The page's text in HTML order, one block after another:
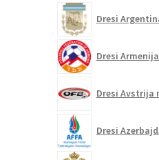
Dresi
Dresi
Dresi Avstrija
Dresi